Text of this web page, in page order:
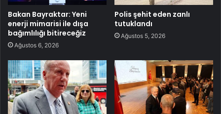
Bakan Bayraktar: Yeni
enerji mimarisi ile dışa
bağımlılığı bitireceğiz
Ağustos 6, 2026
Polis şehit eden zanlı
tutuklandı
Ağustos 5, 2026